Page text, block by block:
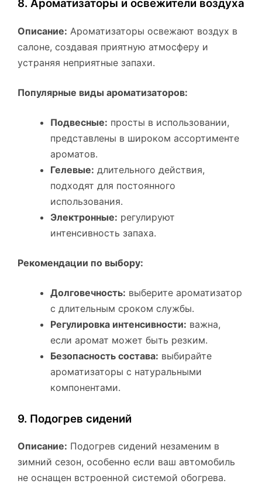
8. Ароматизаторы и освежители воздуха
Описание: Ароматизаторы освежают воздух в
салоне, создавая приятную атмосферу и
устраняя неприятные запахи.
Популярные виды ароматизаторов:
Подвесные: просты в использовании,
представлены в широком ассортименте
ароматов.
Гелевые: длительного действия,
подходят для постоянного
использования.
Электронные: регулируют
интенсивность запаха.
Рекомендации по выбору:
Долговечность: выберите ароматизатор
с длительным сроком службы.
Регулировка интенсивности: важна,
если аромат может быть резким.
Безопасность состава: выбирайте
ароматизаторы с натуральными
компонентами.
9. Подогрев сидений
Описание: Подогрев сидений незаменим в
зимний сезон, особенно если ваш автомобиль
не оснащен встроенной системой обогрева.